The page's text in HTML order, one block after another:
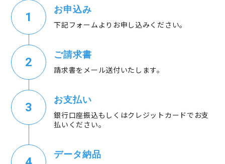
お申込み
下記フォームよりお申し込みください。
ご請求書
請求書をメール送付いたします。
お支払い
銀行口座振込もしくはクレジットカードでお支
払いください。
データ納品